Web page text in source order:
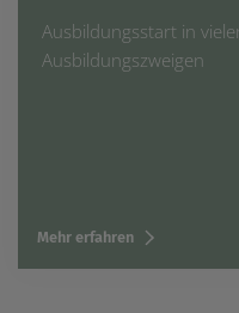
Ausbildungsstart in
Ausbildungszweigen
Mehr erfahren